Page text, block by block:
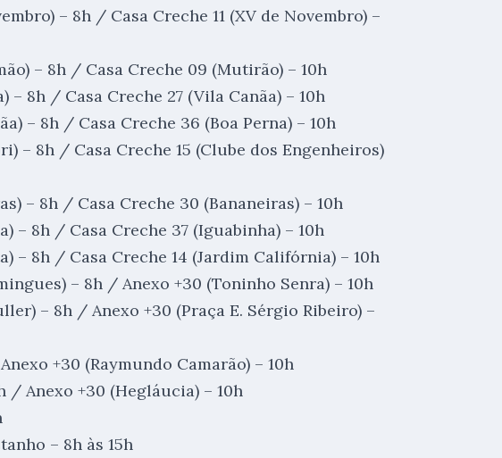
– 8h / Casa Creche 11 (XV de Novembro) –
– 8h / Casa Creche 09 (Mutirão) – 10h
– 8h / Casa Creche 27 (Vila Canãa) – 10h
– 8h / Casa Creche 36 (Boa Perna) – 10h
– 8h / Casa Creche 15 (Clube dos Engenheiros)
– 8h / Casa Creche 30 (Bananeiras) – 10h
– 8h / Casa Creche 37 (Iguabinha) – 10h
– 8h / Casa Creche 14 (Jardim Califórnia) – 10h
– 8h / Anexo +30 (Toninho Senra) – 10h
– 8h / Anexo +30 (Praça E. Sérgio Ribeiro) –
+30 (Raymundo Camarão) – 10h
/ Anexo +30 (Hegláucia) – 10h
– 8h às 15h